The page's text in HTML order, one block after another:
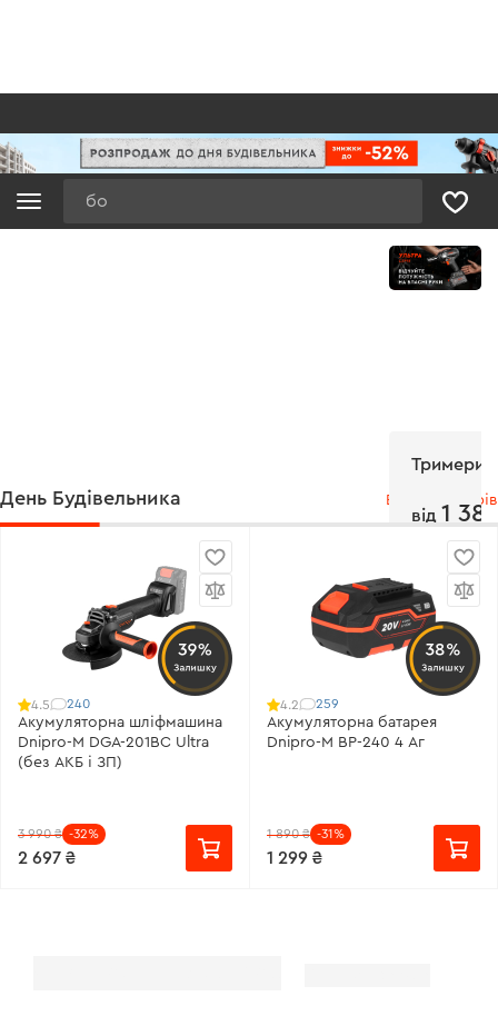
Тримери
від 1
День Будівельника Більше товарів
39%
Залишку
4.5 240
Акумуляторна шліфмашина
Dnipro-M DGA-201BC Ultra
(без АКБ і ЗП)
3 990 ₴ -32%
2 697 ₴
38%
Залишку
4.2 259
Акумуляторна батарея
Dnipro-M BP-240 4 Аг
1 890 ₴ -31%
1 299 ₴